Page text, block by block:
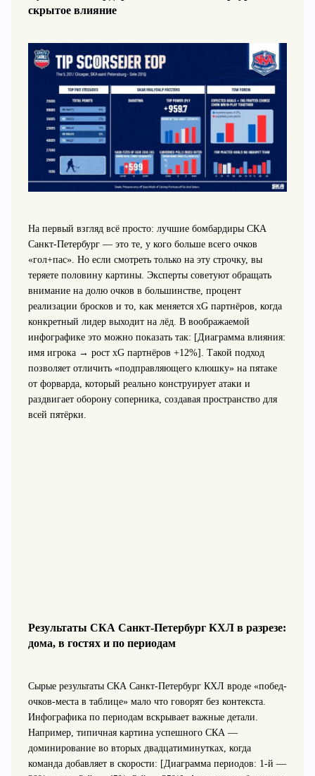
скрытое влияние
На первый взгляд всё просто: лучшие бомбардиры СКА
Санкт-Петербург — это те, у кого больше всего очков
«гол+пас». Но если смотреть только на эту строчку, вы
теряете половину картины. Эксперты советуют обращать
внимание на долю очков в большинстве, процент
реализации бросков и то, как меняется xG партнёров, когда
конкретный лидер выходит на лёд. В воображаемой
инфографике это можно показать так: [Диаграмма влияния:
имя игрока → рост xG партнёров +12%]. Такой подход
позволяет отличить «подправляющего клюшку» на пятаке
от форварда, который реально конструирует атаки и
раздвигает оборону соперника, создавая пространство для
всей пятёрки.
Результаты СКА Санкт-Петербург КХЛ в разрезе:
дома, в гостях и по периодам
Сырые результаты СКА Санкт-Петербург КХЛ вроде «побед-
очков-места в таблице» мало что говорят без контекста.
Инфографика по периодам вскрывает важные детали.
Например, типичная картина успешного СКА —
доминирование во вторых двадцатиминутках, когда
команда добавляет в скорости: [Диаграмма периодов: 1-й —